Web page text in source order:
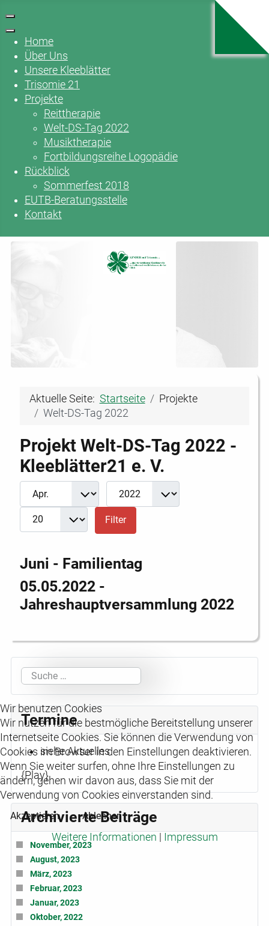
Home
Über Uns
Unsere Kleeblätter
Trisomie 21
Projekte
Reittherapie
Welt-DS-Tag 2022
Musiktherapie
Fortbildungsreihe Logopädie
Rückblick
Sommerfest 2018
EUTB-Beratungsstelle
Kontakt
Aktuelle Seite: Startseite
Projekte
Welt-DS-Tag 2022
Projekt Welt-DS-Tag 2022 -
Kleeblätter21 e. V.
Filter
Monat Jahr
Filter
Juni - Familientag
05.05.2022 -
Jahreshauptversammlung 2022
Suchen
Termine
siehe Aktuelles
{Play}
Archivierte Beiträge
November, 2023
August, 2023
März, 2023
Februar, 2023
Januar, 2023
Oktober, 2022
Wir benutzen Cookies
Wir nutzen für die bestmögliche Bereitstellung unserer
Internetseite Cookies. Sie können die Verwendung von
Cookies im Browser in den Einstellungen deaktivieren.
Wenn Sie weiter surfen, ohne Ihre Einstellungen zu
ändern, gehen wir davon aus, dass Sie mit der
Verwendung von Cookies einverstanden sind.
Akzeptieren Ablehnen
Weitere Informationen | Impressum